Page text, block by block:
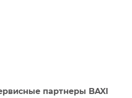
партнеры BAXI